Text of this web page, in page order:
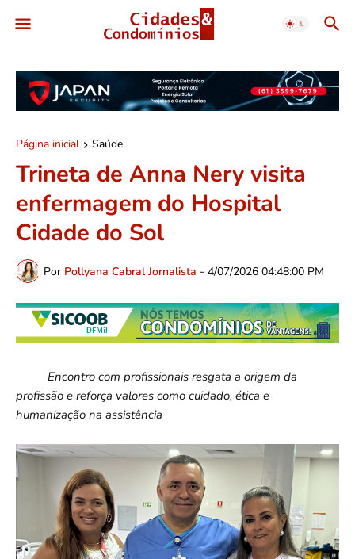
Página inicial Saúde
Trineta de Anna Nery visita
enfermagem do Hospital
Cidade do Sol
Por Pollyana Cabral Jornalista - 4/07/2026 04:48:00 PM
Encontro com profissionais resgata a origem da
profissão e reforça valores como cuidado, ética e
humanização na assistência